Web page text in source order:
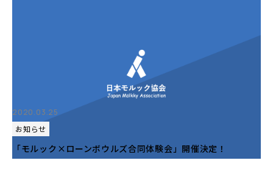
2020.03.25
お知らせ
「モルック×ローンボウルズ合同体験会」開催決定！